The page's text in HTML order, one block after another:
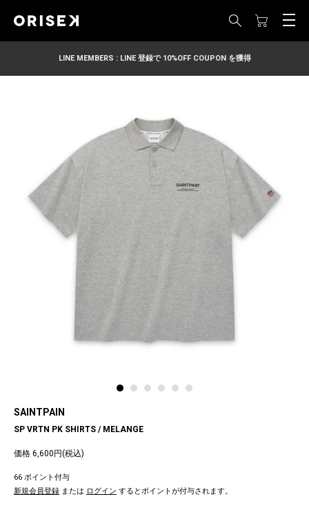
LINE MEMBERS : LINE 登録で 10%OFF COUPON を獲得
SAINTPAIN
SP VRTN PK SHIRTS / MELANGE
価格 6,600円(税込)
66 ポイント付与
新規会員登録 または ログイン するとポイントが付与されます。